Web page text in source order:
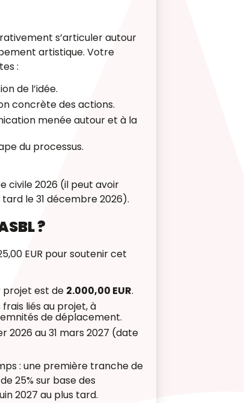
s’articuler autour
artistique. Votre
:
de l’idée.
concrète des actions.
menée autour et à la
du processus.
civile 2026 (il peut avoir
le 31 décembre 2026).
?
EUR pour soutenir cet
est de 2.000,00 EUR.
liés au projet, à
de déplacement.
2026 au 31 mars 2027 (date
: une première tranche de
25% sur base des
2027 au plus tard.